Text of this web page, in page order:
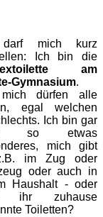
mich kurz
Ich bin die
am
Gymnasium.
dürfen alle
egal welchen
Ich bin gar
so etwas
mich gibt
im Zug oder
oder auch in
Haushalt - oder
ihr zuhause
Toiletten?